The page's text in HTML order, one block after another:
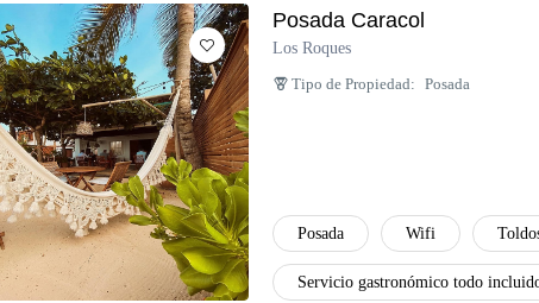
Posada Caracol
Los Roques
Tipo de Propiedad: Posada
Posada Wifi
Servicio gastronómico todo